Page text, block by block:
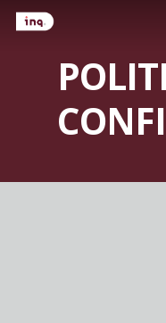
Skip